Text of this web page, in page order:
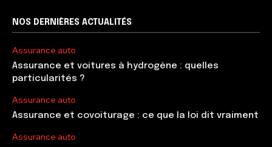
NOS DERNIÈRES ACTUALITÉS
Assurance auto
Assurance et voitures à hydrogène : quelles
particularités ?
Assurance auto
Assurance et covoiturage : ce que la loi dit vraiment
Assurance auto